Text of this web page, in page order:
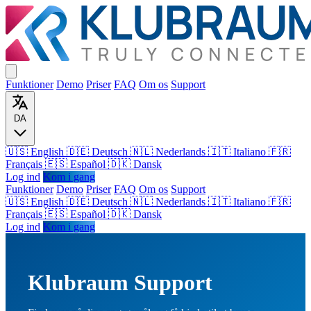
Funktioner Demo Priser FAQ Om os Support
DA
🇺🇸 English 🇩🇪 Deutsch 🇳🇱 Nederlands 🇮🇹 Italiano 🇫🇷
Français 🇪🇸 Español 🇩🇰 Dansk
Log ind Kom i gang
Funktioner Demo Priser FAQ Om os Support
🇺🇸 English 🇩🇪 Deutsch 🇳🇱 Nederlands 🇮🇹 Italiano 🇫🇷
Français 🇪🇸 Español 🇩🇰 Dansk
Log ind Kom i gang
Klubraum Support